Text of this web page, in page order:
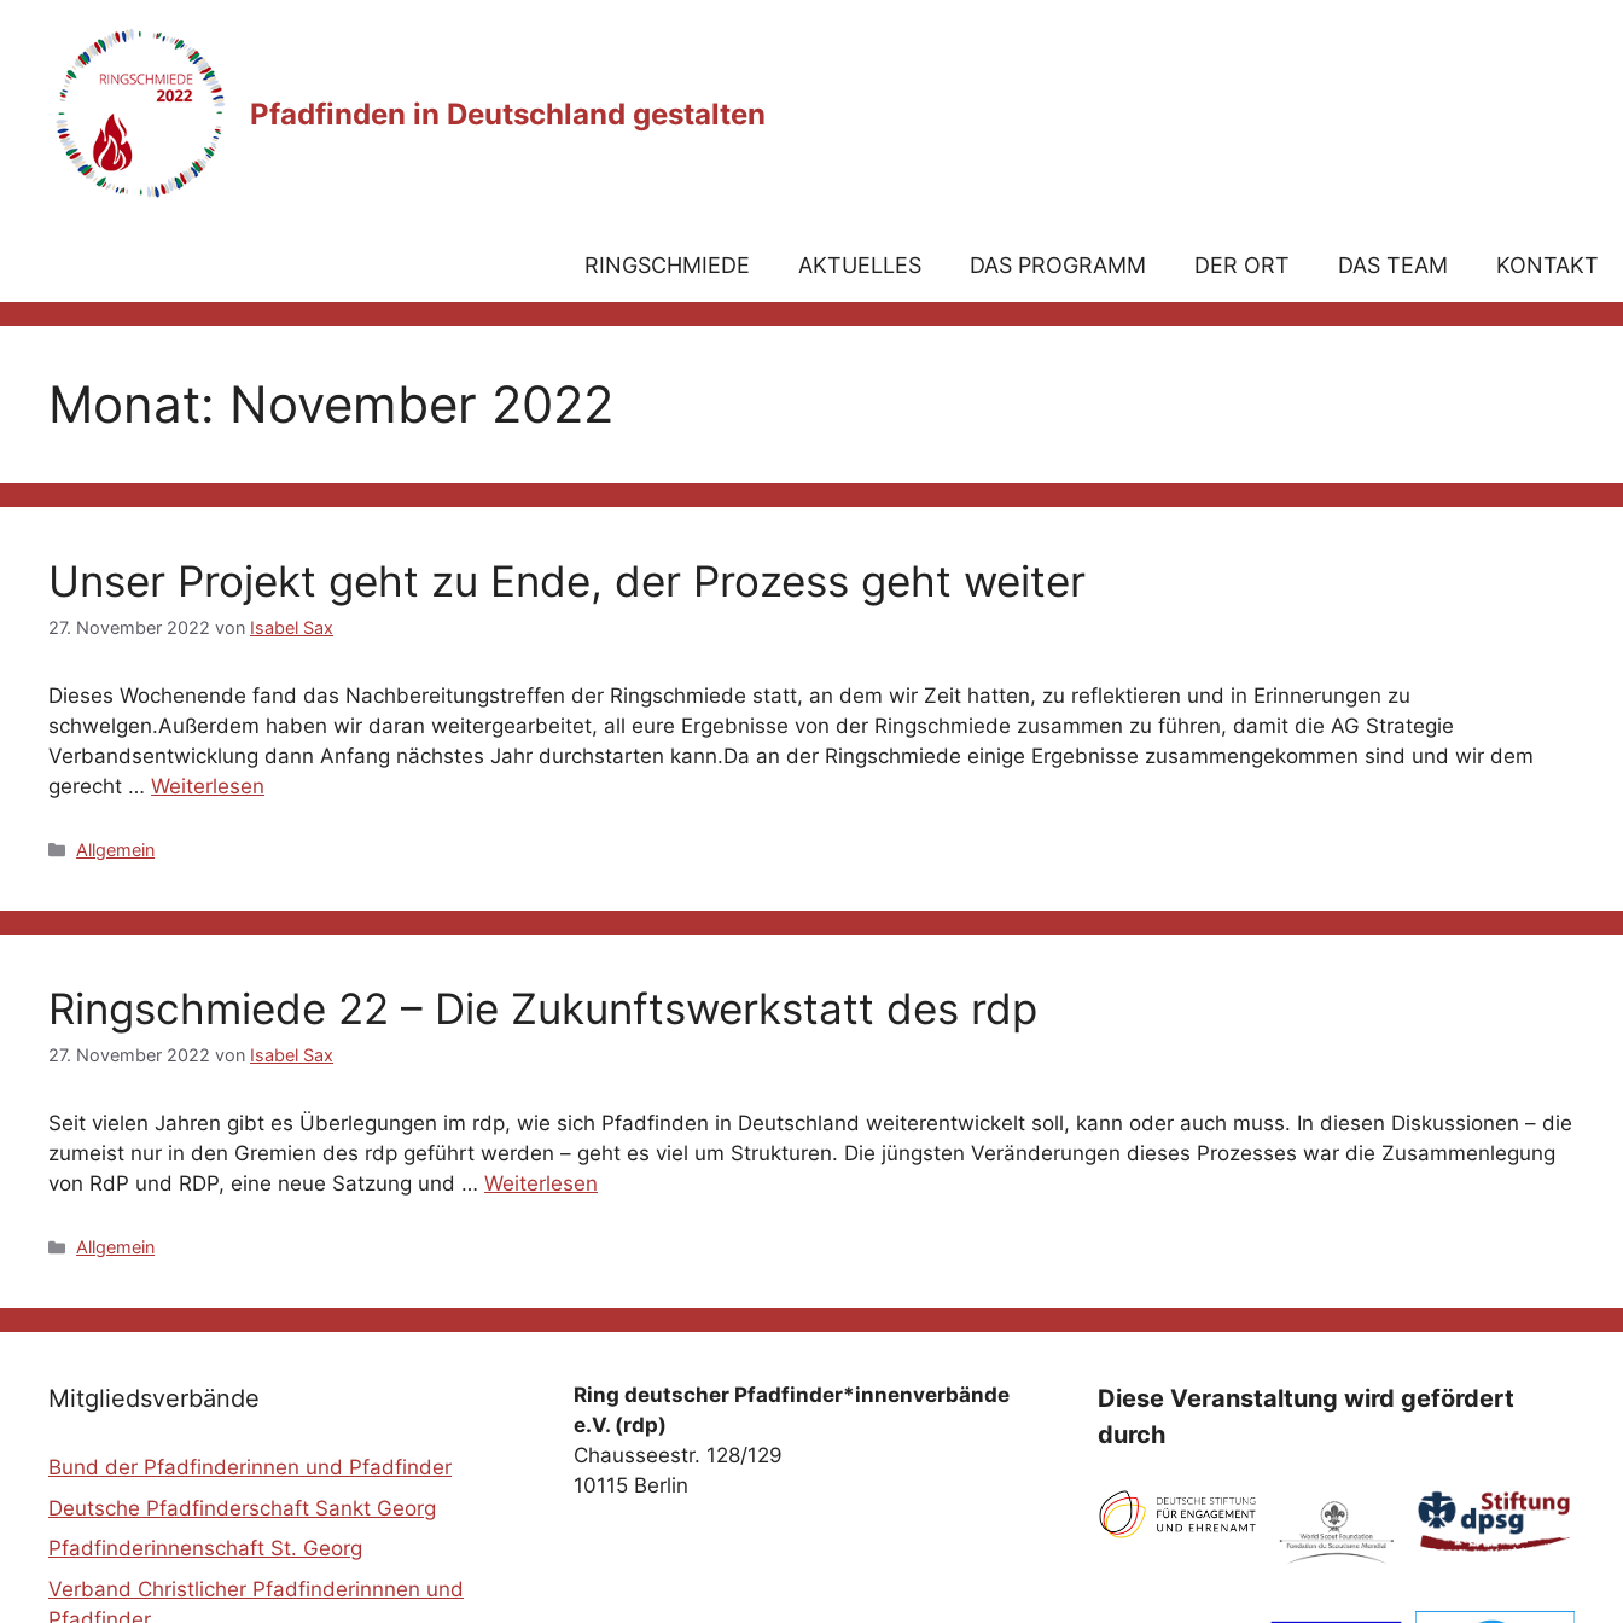
springen
Pfadfinden in Deutschland gestalten
RINGSCHMIEDE AKTUELLES DAS PROGRAMM DER ORT DAS TEAM KONTAKT
Monat: November 2022
Unser Projekt geht zu Ende, der Prozess geht weiter
27. November 2022 von Isabel Sax
Dieses Wochenende fand das Nachbereitungstreffen der Ringschmiede statt, an dem wir Zeit hatten, zu reflektieren und in Erinnerungen zu
schwelgen.Außerdem haben wir daran weitergearbeitet, all eure Ergebnisse von der Ringschmiede zusammen zu führen, damit die AG Strategie
Verbandsentwicklung dann Anfang nächstes Jahr durchstarten kann.Da an der Ringschmiede einige Ergebnisse zusammengekommen sind und wir dem
gerecht … Weiterlesen
Kategorien
Allgemein
Ringschmiede 22 – Die Zukunftswerkstatt des rdp
27. November 2022 von Isabel Sax
Seit vielen Jahren gibt es Überlegungen im rdp, wie sich Pfadfinden in Deutschland weiterentwickelt soll, kann oder auch muss. In diesen Diskussionen – die
zumeist nur in den Gremien des rdp geführt werden – geht es viel um Strukturen. Die jüngsten Veränderungen dieses Prozesses war die Zusammenlegung
von RdP und RDP, eine neue Satzung und … Weiterlesen
Kategorien
Allgemein
Mitgliedsverbände
Bund der Pfadfinderinnen und Pfadfinder
Deutsche Pfadfinderschaft Sankt Georg
Pfadfinderinnenschaft St. Georg
Verband Christlicher Pfadfinderinnnen und
Ring deutscher Pfadfinder*innenverbände
e.V. (rdp)
Chausseestr. 128/129
10115 Berlin
Diese Veranstaltung wird gefördert
durch